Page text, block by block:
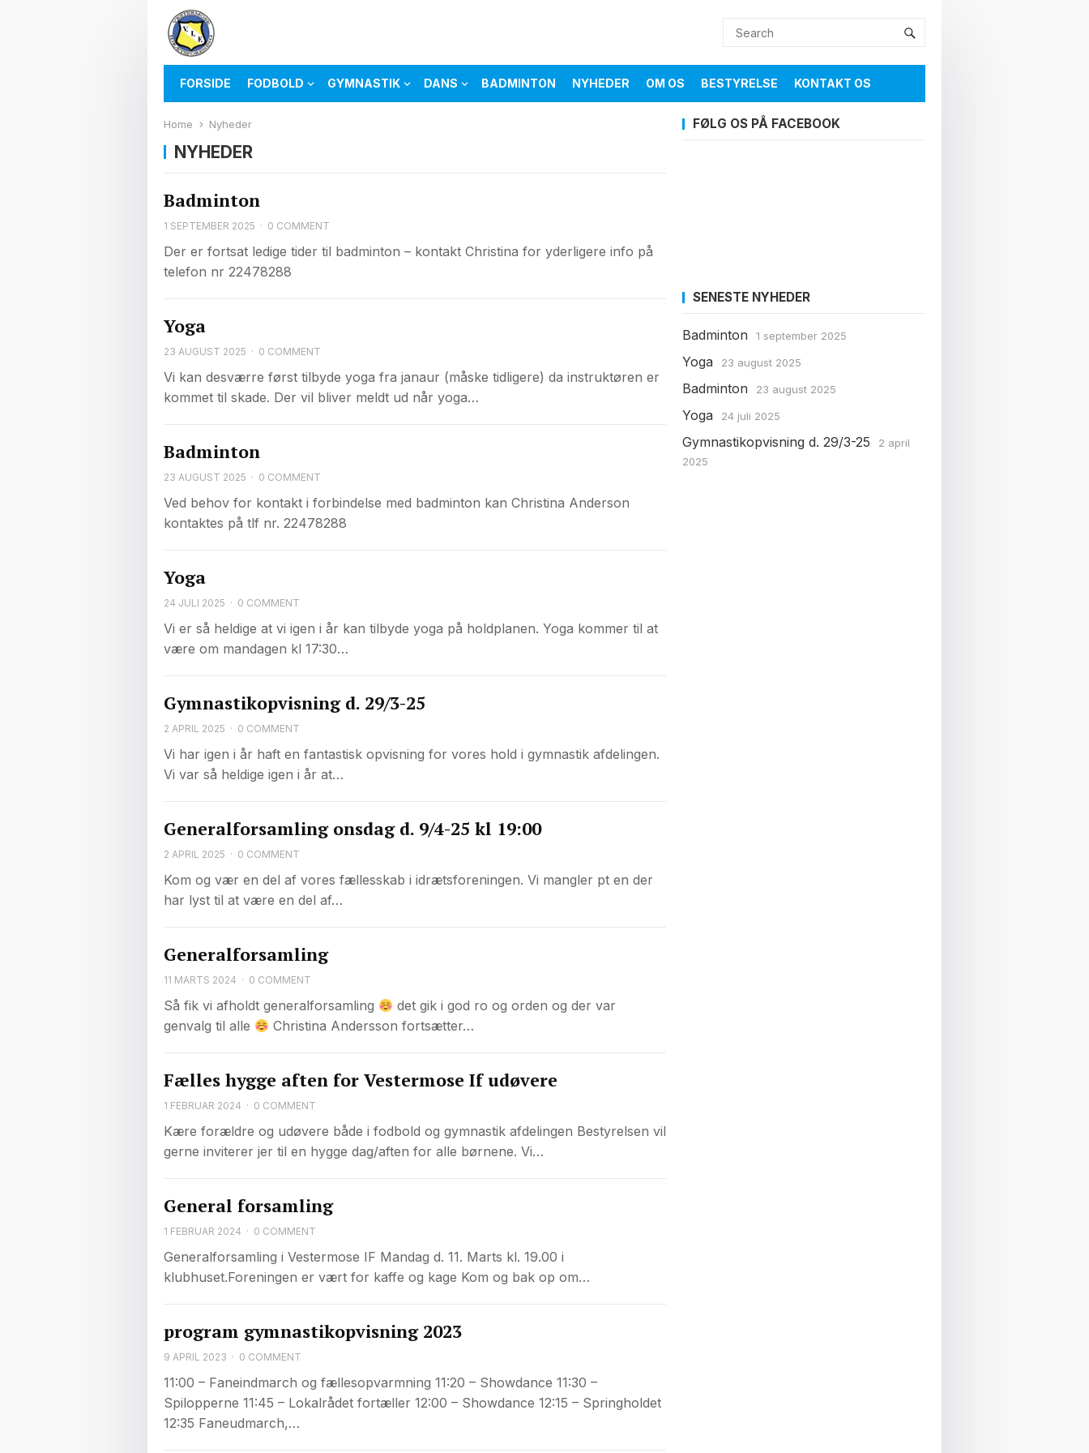
FORSIDE FODBOLD GYMNASTIK DANS BADMINTON NYHEDER OM OS BESTYRELSE KONTAKT OS
Home Nyheder
NYHEDER
Badminton
1 SEPTEMBER 2025 · 0 COMMENT
Der er fortsat ledige tider til badminton – kontakt Christina for yderligere info på
telefon nr 22478288
Yoga
23 AUGUST 2025 · 0 COMMENT
Vi kan desværre først tilbyde yoga fra janaur (måske tidligere) da instruktøren er
kommet til skade. Der vil bliver meldt ud når yoga…
Badminton
23 AUGUST 2025 · 0 COMMENT
Ved behov for kontakt i forbindelse med badminton kan Christina Anderson
kontaktes på tlf nr. 22478288
Yoga
24 JULI 2025 · 0 COMMENT
Vi er så heldige at vi igen i år kan tilbyde yoga på holdplanen. Yoga kommer til at
være om mandagen kl 17:30…
Gymnastikopvisning d. 29/3-25
2 APRIL 2025 · 0 COMMENT
Vi har igen i år haft en fantastisk opvisning for vores hold i gymnastik afdelingen.
Vi var så heldige igen i år at…
Generalforsamling onsdag d. 9/4-25 kl 19:00
2 APRIL 2025 · 0 COMMENT
Kom og vær en del af vores fællesskab i idrætsforeningen. Vi mangler pt en der
har lyst til at være en del af…
Generalforsamling
11 MARTS 2024 · 0 COMMENT
Så fik vi afholdt generalforsamling
det gik i god ro og orden og der var
genvalg til alle
Christina Andersson fortsætter…
Fælles hygge aften for Vestermose If udøvere
1 FEBRUAR 2024 · 0 COMMENT
Kære forældre og udøvere både i fodbold og gymnastik afdelingen Bestyrelsen vil
gerne inviterer jer til en hygge dag/aften for alle børnene. Vi…
General forsamling
1 FEBRUAR 2024 · 0 COMMENT
Generalforsamling i Vestermose IF Mandag d. 11. Marts kl. 19.00 i
klubhuset.Foreningen er vært for kaffe og kage Kom og bak op om…
program gymnastikopvisning 2023
9 APRIL 2023 · 0 COMMENT
11:00 – Faneindmarch og fællesopvarmning 11:20 – Showdance 11:30 –
Spilopperne 11:45 – Lokalrådet fortæller 12:00 – Showdance 12:15 – Springholdet
12:35 Faneudmarch,…
FØLG OS PÅ FACEBOOK
SENESTE NYHEDER
Badminton 1 september 2025
Yoga 23 august 2025
Badminton 23 august 2025
Yoga 24 juli 2025
Gymnastikopvisning d. 29/3-25
2 april
2025